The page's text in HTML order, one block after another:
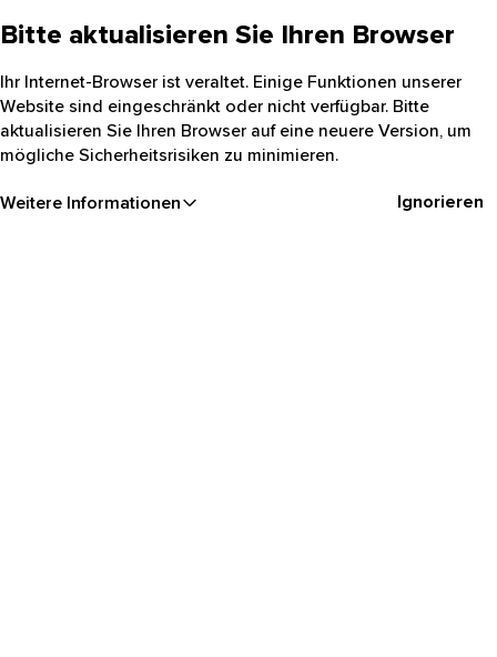
Bitte aktualisieren Sie Ihren Browser
Ihr Internet-Browser ist veraltet. Einige Funktionen unserer
Website sind eingeschränkt oder nicht verfügbar. Bitte
aktualisieren Sie Ihren Browser auf eine neuere Version, um
mögliche Sicherheitsrisiken zu minimieren.
Weitere Informationen Ignorieren